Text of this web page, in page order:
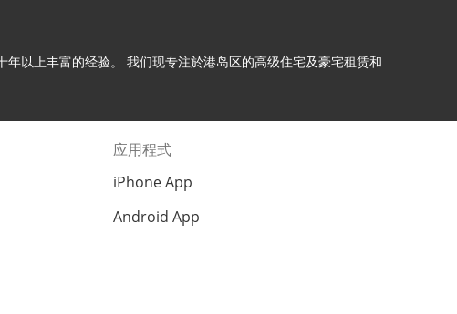
以上丰富的经验。 我们现专注於港岛区的高级住宅及豪宅租赁和
应用程式
iPhone App
Android App